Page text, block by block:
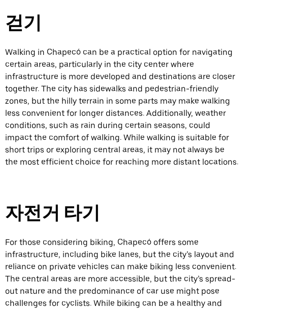
걷기
Walking in Chapecó can be a practical option for navigating
certain areas, particularly in the city center where
infrastructure is more developed and destinations are closer
together. The city has sidewalks and pedestrian-friendly
zones, but the hilly terrain in some parts may make walking
less convenient for longer distances. Additionally, weather
conditions, such as rain during certain seasons, could
impact the comfort of walking. While walking is suitable for
short trips or exploring central areas, it may not always be
the most efficient choice for reaching more distant locations.
자전거 타기
For those considering biking, Chapecó offers some
infrastructure, including bike lanes, but the city’s layout and
reliance on private vehicles can make biking less convenient.
The central areas are more accessible, but the city’s spread-
out nature and the predominance of car use might pose
challenges for cyclists. While biking can be a healthy and